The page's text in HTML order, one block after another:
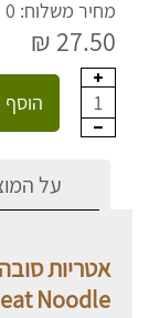
מחיר משלוח: 0 - 39 ₪
27.50 ₪
1
על
אטריות
Noodle